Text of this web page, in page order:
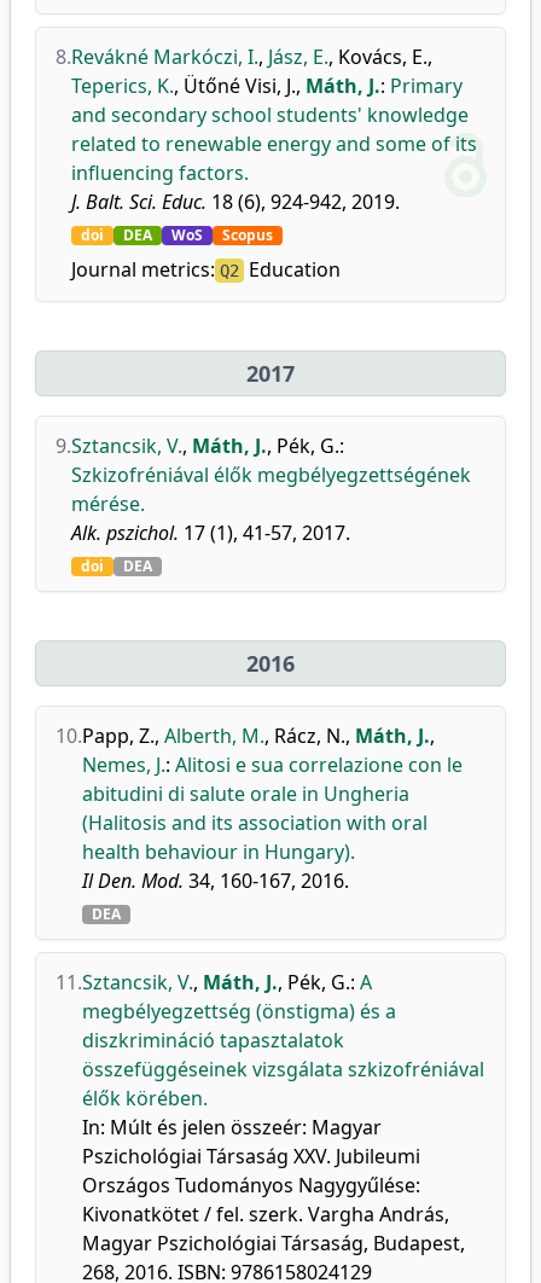
8.Revákné Markóczi, I., Jász, E., Kovács, E.,
Teperics, K., Ütőné Visi, J., Máth, J.: Primary
and secondary school students' knowledge
related to renewable energy and some of its
influencing factors.
J. Balt. Sci. Educ. 18 (6), 924-942, 2019.
doi DEA WoS Scopus
Journal metrics: Q2 Education
2017
9.Sztancsik, V., Máth, J., Pék, G.:
Szkizofréniával élők megbélyegzettségének
mérése.
Alk. pszichol. 17 (1), 41-57, 2017.
doi DEA
2016
10.Papp, Z., Alberth, M., Rácz, N., Máth, J.,
Nemes, J.: Alitosi e sua correlazione con le
abitudini di salute orale in Ungheria
(Halitosis and its association with oral
health behaviour in Hungary).
Il Den. Mod. 34, 160-167, 2016.
DEA
11.Sztancsik, V., Máth, J., Pék, G.: A
megbélyegzettség (önstigma) és a
diszkrimináció tapasztalatok
összefüggéseinek vizsgálata szkizofréniával
élők körében.
In: Múlt és jelen összeér: Magyar
Pszichológiai Társaság XXV. Jubileumi
Országos Tudományos Nagygyűlése:
Kivonatkötet / fel. szerk. Vargha András,
Magyar Pszichológiai Társaság, Budapest,
268, 2016. ISBN: 9786158024129